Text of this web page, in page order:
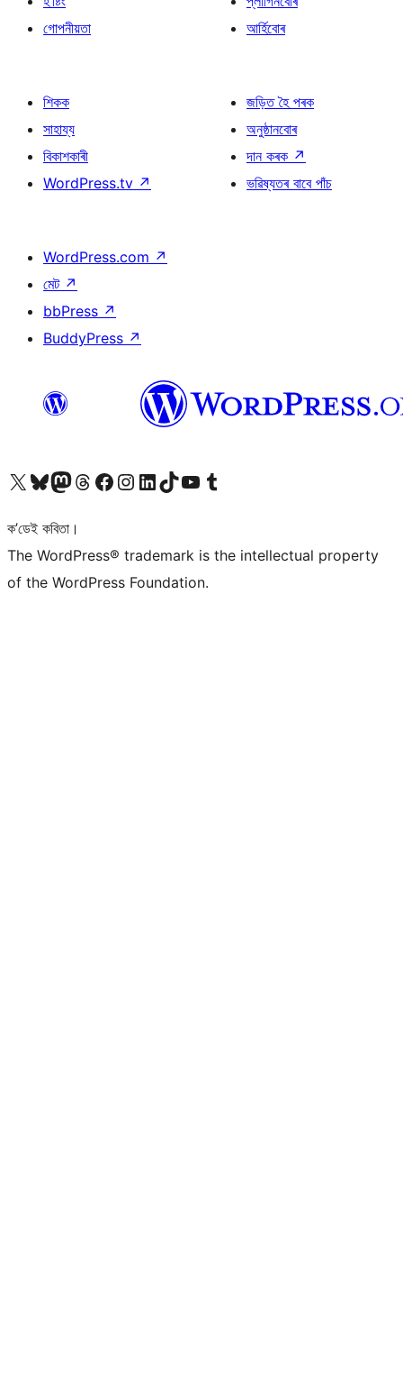
গোপনীয়তা
আৰ্হিবোৰ
শিকক
সাহায্য
বিকাশকাৰী
WordPress.tv ↗
জড়িত হৈ পৰক
অনুষ্ঠানবোৰ
দান কৰক ↗
ভৱিষ্যতৰ বাবে পাঁচ
WordPress.com ↗
মেট ↗
bbPress ↗
BuddyPress ↗
আমাৰ X (আগৰ Twitter) একাউণ্টলৈ যাওকআমাৰ Bluesky একাউণ্টলৈ যাওকআমাৰ Mastodon একাউণ্টলৈ যাওকআমাৰ Threads একাউণ্টলৈ যাওকআমাৰ Facebook পৃষ্ঠালৈ যাওকআমাৰ Instagram একাউণ্টলৈ যাওকআমাৰ LinkedIn একাউণ্টলৈ যাওকআমাৰ TikTok একাউণ্টলৈ যাওকআমাৰ YouTube চেনেললৈ যাওকআমাৰ Tumblr একাউণ্টলৈ যাওক
ক’ডেই কবিতা।
The WordPress® trademark is the intellectual property
of the WordPress Foundation.